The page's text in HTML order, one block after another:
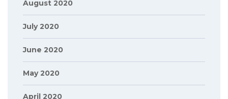
August 2020
July 2020
June 2020
May 2020
April 2020